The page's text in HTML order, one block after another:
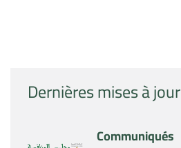
Dernières mises à jour
Communiqués